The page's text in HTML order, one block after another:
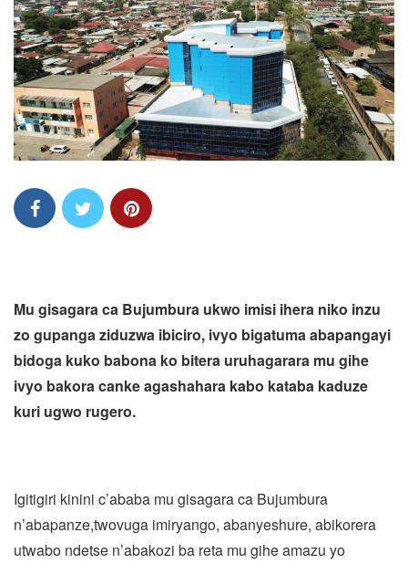
Mu gisagara ca Bujumbura ukwo imisi ihera niko inzu
zo gupanga ziduzwa ibiciro, ivyo bigatuma abapangayi
bidoga kuko babona ko bitera uruhagarara mu gihe
ivyo bakora canke agashahara kabo kataba kaduze
kuri ugwo rugero.
Igitigiri kinini c’ababa mu gisagara ca Bujumbura
n’abapanze,twovuga imiryango, abanyeshure, abikorera
utwabo ndetse n’abakozi ba reta mu gihe amazu yo